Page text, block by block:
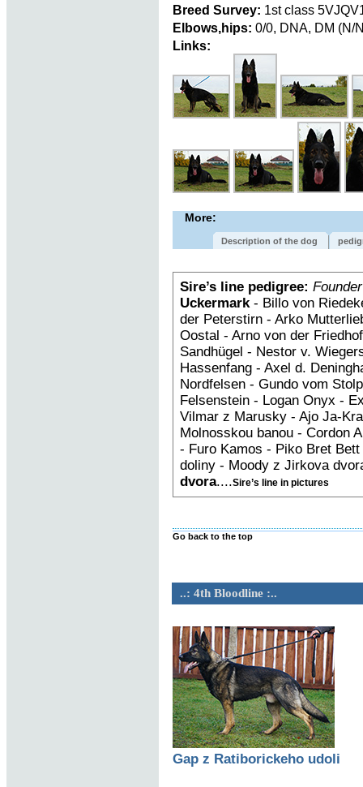
Breed Survey: 1st class
Elbows,hips: 0/0, DNA, DM (N/
Links:
More:
Description of the dog
Sire’s line pedigree: Founder
Uckermark- Billo von
der Peterstirn - Arko
Oostal - Arno von der
Sandhügel - Nestor v.
Hassenfang - Axel d.
Nordfelsen - Gundo vom
Felsenstein - Logan Onyx -
Vilmar z Marusky - Ajo Ja-
Molnosskou banou - Cordon
- Furo Kamos - Piko Bret
doliny - Moody z Jirkova
dvora....Sire’s line in pictures
Go back to the top
..: 4th Bloodline :..
Gap z Ratiborickeho udoli